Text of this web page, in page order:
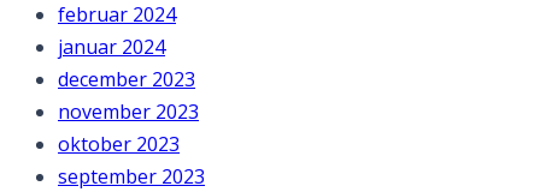
februar 2024
januar 2024
december 2023
november 2023
oktober 2023
september 2023